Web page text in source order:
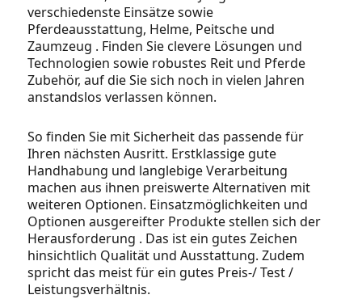
verschiedenste Einsätze sowie
Pferdeausstattung, Helme, Peitsche und
Zaumzeug . Finden Sie clevere Lösungen und
Technologien sowie robustes Reit und Pferde
Zubehör, auf die Sie sich noch in vielen Jahren
anstandslos verlassen können.
So finden Sie mit Sicherheit das passende für
Ihren nächsten Ausritt. Erstklassige gute
Handhabung und langlebige Verarbeitung
machen aus ihnen preiswerte Alternativen mit
weiteren Optionen. Einsatzmöglichkeiten und
Optionen ausgereifter Produkte stellen sich der
Herausforderung . Das ist ein gutes Zeichen
hinsichtlich Qualität und Ausstattung. Zudem
spricht das meist für ein gutes Preis-/ Test /
Leistungsverhältnis.